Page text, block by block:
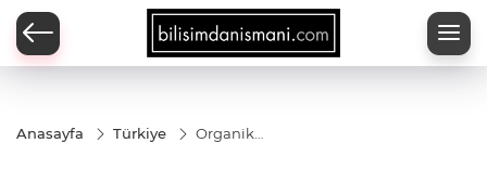
Anasayfa Türkiye
Organik